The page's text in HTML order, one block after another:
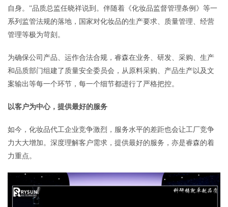
自身。”品质总监任晓祥说到。伴随着《化妆品监督管理条例》等一
系列监管法规的落地，国家对化妆品的生产要求、质量管理、经营
管理等极为苛刻。
为确保公司产品、运作合法合规，睿森在业务、研发、采购、生产
和品质部门组建了质量安全委员会，从原料采购、产品生产以及文
案输出等每一个环节，每一个细节都进行了严格把控。
以客户为中心，提供最好的服务
如今，化妆品代工企业竞争激烈，服务水平的差距也会让工厂竞争
力大大增加。深度理解客户需求，提供最好的服务，亦是睿森的着
力重点。